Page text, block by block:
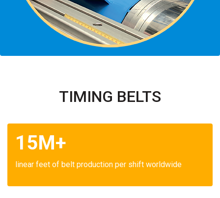
TIMING BELTS
15M+
linear feet of belt production per shift worldwide